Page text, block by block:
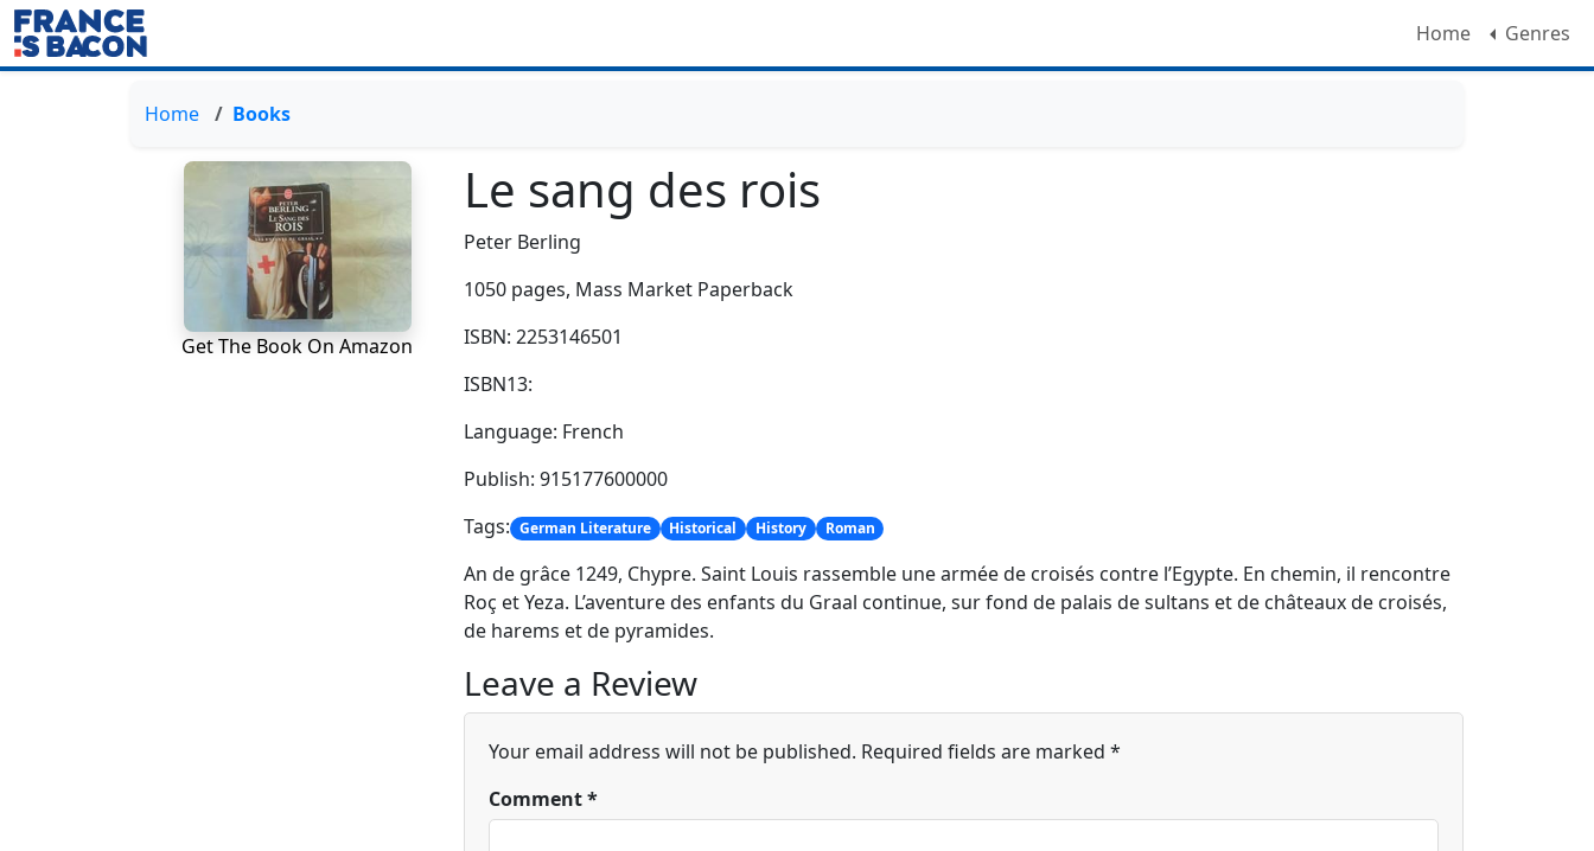
Home Genres
Home Books
Get The Book On Amazon
Le sang des rois
Peter Berling
1050 pages, Mass Market Paperback
ISBN: 2253146501
ISBN13:
Language: French
Publish: 915177600000
Tags: German Literature Historical History Roman
An de grâce 1249, Chypre. Saint Louis rassemble une armée de croisés contre l’Egypte. En chemin, il rencontre
Roç et Yeza. L’aventure des enfants du Graal continue, sur fond de palais de sultans et de châteaux de croisés,
de harems et de pyramides.
Leave a Review
Your email address will not be published. Required fields are marked *
Comment*